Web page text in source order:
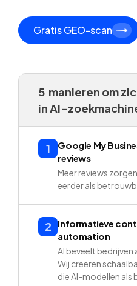
Gratis GEO-scan
5 manieren om
in AI-
1
Google My
reviews
Meer reviews
eerder als
2
Informatieve
automation
AI beveelt
Wij creëren
die AI-modellen als